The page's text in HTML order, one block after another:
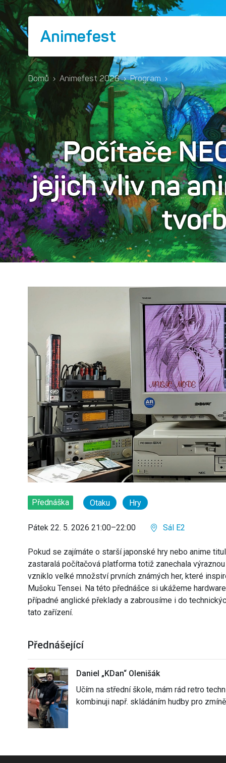
Animefest
Domů › Animefest 2026 › Program ›
Počítače
jejich vliv na
Přednáška Otaku Hry
Pátek 22. 5. 2026 21:00–22:00 Sál E2
Pokud se zajímáte o starší japonské hry nebo anime
zastaralá počítačová platforma totiž zanechala
vzniklo velké množství prvních známých her, které
Mušoku Tensei. Na této přednášce si ukážeme
případné anglické překlady a zabrousíme i do
tato zařízení.
Přednášející
Daniel „KDan“ Olenišák
Učím na střední škole, mám rád retro
kombinuji např. skládáním hudby pro